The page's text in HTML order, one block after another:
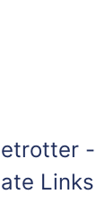
-
Links